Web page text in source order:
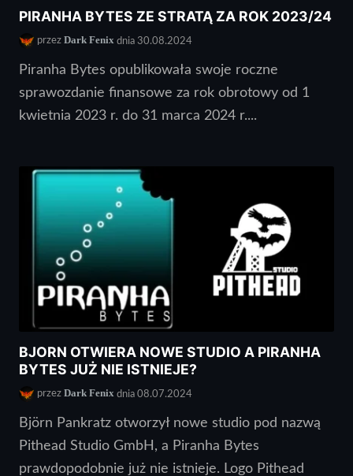
PIRANHA BYTES ZE STRATĄ ZA ROK 2023/24
przez Dark Fenix dnia 30.08.2024
Piranha Bytes opublikowała swoje roczne
sprawozdanie finansowe za rok obrotowy od 1
kwietnia 2023 r. do 31 marca 2024 r....
BJORN OTWIERA NOWE STUDIO A PIRANHA
BYTES JUŻ NIE ISTNIEJE?
przez Dark Fenix dnia 08.07.2024
Björn Pankratz otworzył nowe studio pod nazwą
Pithead Studio GmbH, a Piranha Bytes
prawdopodobnie już nie istnieje. Logo Pithead